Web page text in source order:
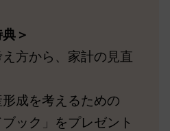
＞
方から、家計の見直
成を考えるための
ブック」をプレゼント